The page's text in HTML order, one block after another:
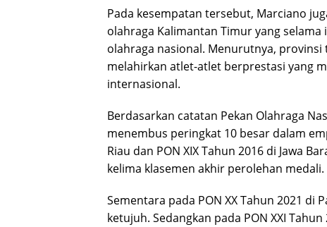
Pada kesempatan tersebut, Marciano
olahraga Kalimantan Timur yang
olahraga nasional. Menurutnya,
melahirkan atlet-atlet berprestasi yang
internasional.
Berdasarkan catatan Pekan Olahraga
menembus peringkat 10 besar dalam
Riau dan PON XIX Tahun 2016 di Jawa
kelima klasemen akhir perolehan medali.
Sementara pada PON XX Tahun 2021
ketujuh. Sedangkan pada PON XXI